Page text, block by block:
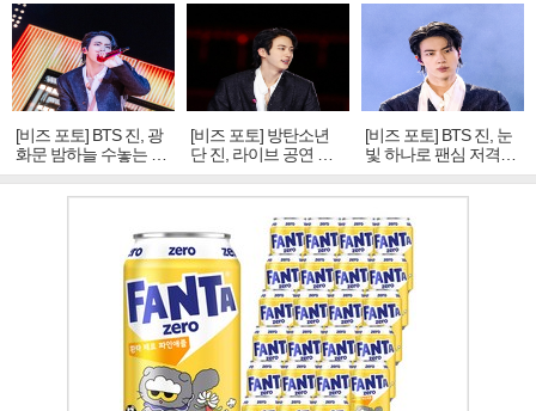
[비즈 포토] BTS 진, 광
화문 밤하늘 수놓는 '비
주얼 킹'의 열창
[비즈 포토] 방탄소년
단 진, 라이브 공연 중
빛나는 독보적 아우라
[비즈 포토] BTS 진, 눈
빛 하나로 팬심 저격…
독보적 카리스마